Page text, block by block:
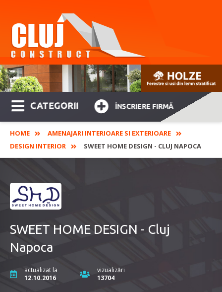
CATEGORII ÎNSCRIERE FIRMĂ
HOME
AMENAJARI INTERIOARE SI EXTERIOARE
DESIGN INTERIOR
SWEET HOME DESIGN - CLUJ NAPOCA
SWEET HOME DESIGN - Cluj
Napoca
actualizat la
12.10.2016
vizualizări
13704